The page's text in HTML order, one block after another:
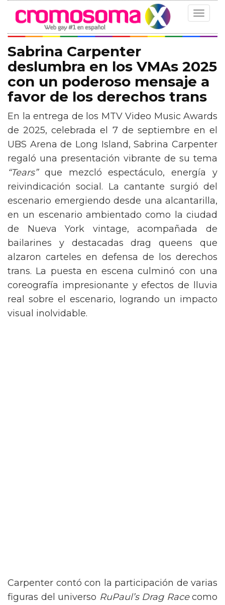
Toggle
Sabrina Carpenter
deslumbra en los VMAs 2025
con un poderoso mensaje a
favor de los derechos trans
En la entrega de los MTV Video Music Awards
de 2025, celebrada el 7 de septiembre en el
UBS Arena de Long Island, Sabrina Carpenter
regaló una presentación vibrante de su tema
“Tears”que mezcló espectáculo, energía y
reivindicación social. La cantante surgió del
escenario emergiendo desde una alcantarilla,
en un escenario ambientado como la ciudad
de Nueva York vintage, acompañada de
bailarines y destacadas drag queens que
alzaron carteles en defensa de los derechos
trans. La puesta en escena culminó con una
coreografía impresionante y efectos de lluvia
real sobre el escenario, logrando un impacto
visual inolvidable.
Carpenter contó con la participación de varias
figuras del universo RuPaul’s Drag Racecomo